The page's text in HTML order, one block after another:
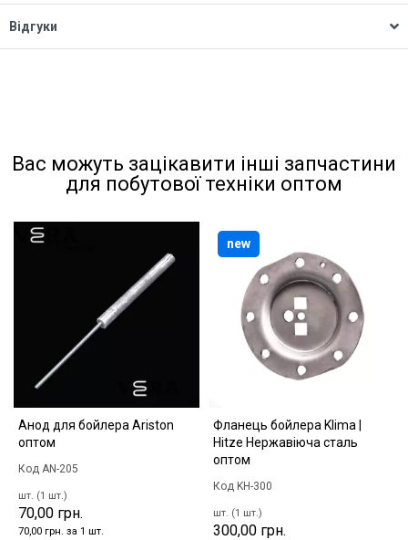
Відгуки
Вас можуть зацікавити інші запчастини
для побутової техніки оптом
Анод для бойлера Ariston
оптом
Код AN-205
шт. (1 шт.)
70,00 грн.
70,00 грн. за 1 шт.
Фланець бойлера Klima |
Hitze Нержавіюча сталь
оптом
Код KH-300
шт. (1 шт.)
300,00 грн.
new